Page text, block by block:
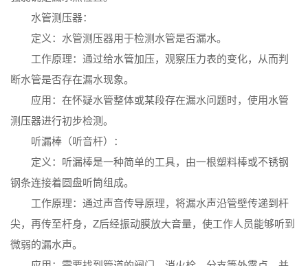
水管测压器：
定义：水管测压器用于检测水管是否漏水。
工作原理：通过给水管加压，观察压力表的变化，从而判
断水管是否存在漏水现象。
应用：在怀疑水管整体或某段存在漏水问题时，使用水管
测压器进行初步检测。
听漏棒（听音杆）：
定义：听漏棒是一种简单的工具，由一根塑料棒或不锈钢
钢条连接着圆盘听筒组成。
工作原理：通过声音传导原理，将漏水声沿管壁传递到杆
尖，再传至杆身，Z后经振动膜放大音量，使工作人员能够听到
微弱的漏水声。